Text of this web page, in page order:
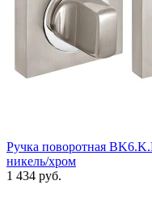
Ручка поворотная
никель/хром
1 434 руб.